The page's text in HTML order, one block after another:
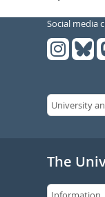
Social media
The